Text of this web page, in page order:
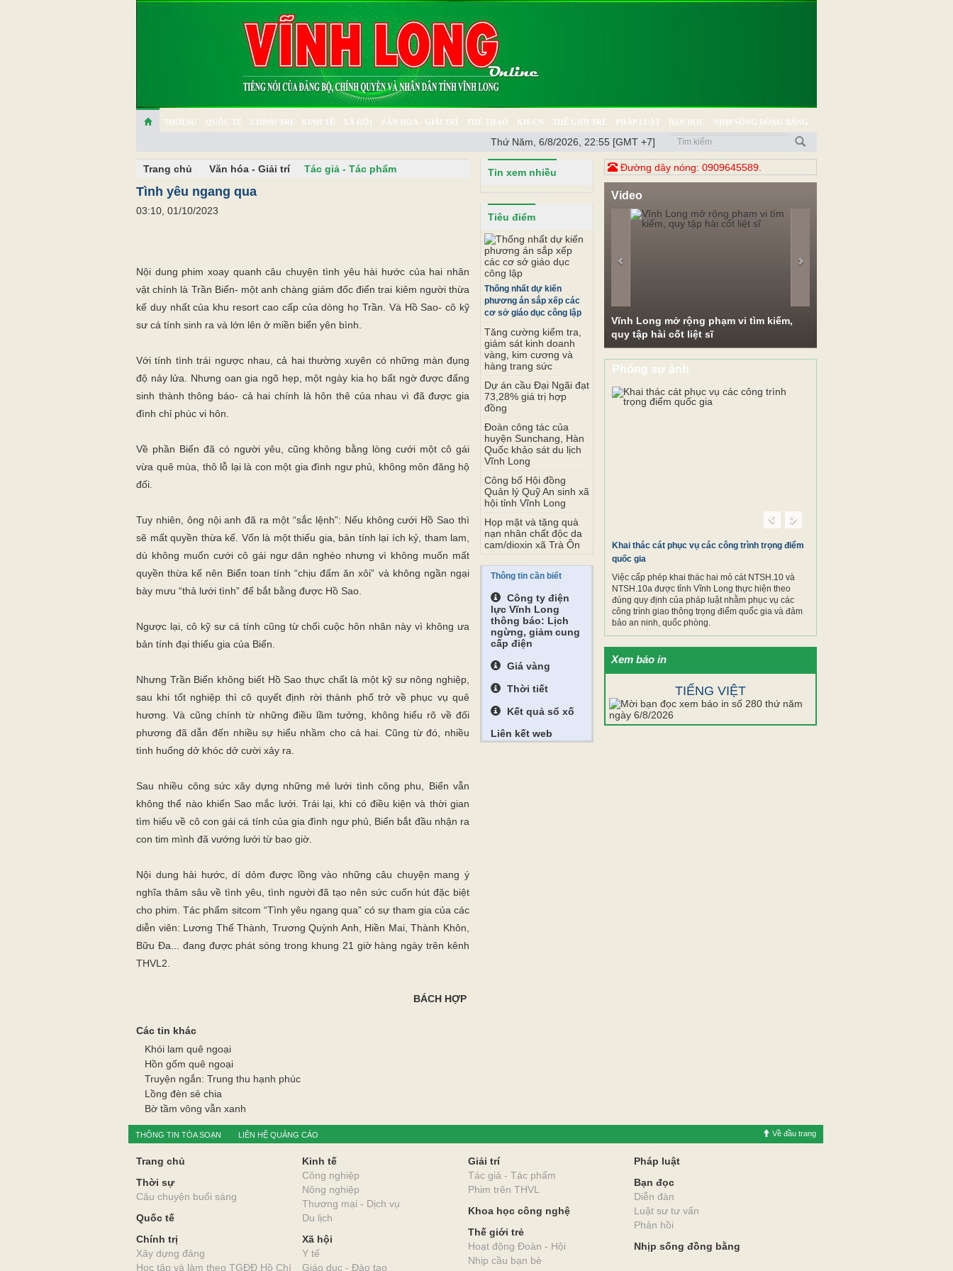
THỜI SỰ QUỐC TẾ CHÍNH TRỊ KINH TẾ XÃ HỘI VĂN HÓA - GIẢI TRÍ THỂ THAO KH-CN THẾ GIỚI TRẺ PHÁP LUẬT BẠN ĐỌC NHỊP SỐNG ĐỒNG BẰNG
Thứ Năm, 6/8/2026, 22:55 [GMT +7]
Trang chủ Văn hóa - Giải trí Tác giả - Tác phẩm
Tình yêu ngang qua
03:10, 01/10/2023
Nội dung phim xoay quanh câu chuyện tình yêu hài hước của hai nhân
vật chính là Trần Biển- một anh chàng giám đốc điển trai kiêm người thừa
kế duy nhất của khu resort cao cấp của dòng họ Trần. Và Hồ Sao- cô kỹ
sư cá tính sinh ra và lớn lên ở miền biển yên bình.
Với tính tình trái ngược nhau, cả hai thường xuyên có những màn đụng
độ nảy lửa. Nhưng oan gia ngõ hẹp, một ngày kia họ bất ngờ được đấng
sinh thành thông báo- cả hai chính là hôn thê của nhau vì đã được gia
đình chỉ phúc vi hôn.
Về phần Biển đã có người yêu, cũng không bằng lòng cưới một cô gái
vừa quê mùa, thô lỗ lại là con một gia đình ngư phủ, không môn đăng hộ
đối.
Tuy nhiên, ông nội anh đã ra một “sắc lệnh”: Nếu không cưới Hồ Sao thì
sẽ mất quyền thừa kế. Vốn là một thiếu gia, bản tính lại ích kỷ, tham lam,
dù không muốn cưới cô gái ngư dân nghèo nhưng vì không muốn mất
quyền thừa kế nên Biển toan tính “chịu đấm ăn xôi” và không ngần ngại
bày mưu “thả lưới tình” để bắt bằng được Hồ Sao.
Ngược lại, cô kỹ sư cá tính cũng từ chối cuộc hôn nhân này vì không ưa
bản tính đại thiếu gia của Biển.
Nhưng Trần Biển không biết Hồ Sao thực chất là một kỹ sư nông nghiệp,
sau khi tốt nghiệp thì cô quyết định rời thành phố trở về phục vụ quê
hương. Và cũng chính từ những điều lầm tưởng, không hiểu rõ về đối
phương đã dẫn đến nhiều sự hiểu nhầm cho cả hai. Cũng từ đó, nhiều
tình huống dở khóc dở cười xảy ra.
Sau nhiều công sức xây dựng những mẻ lưới tình công phu, Biển vẫn
không thể nào khiến Sao mắc lưới. Trái lại, khi có điều kiện và thời gian
tìm hiểu về cô con gái cá tính của gia đình ngư phủ, Biển bắt đầu nhận ra
con tim mình đã vướng lưới từ bao giờ.
Nội dung hài hước, dí dỏm được lồng vào những câu chuyện mang ý
nghĩa thâm sâu về tình yêu, tình người đã tạo nên sức cuốn hút đặc biệt
cho phim. Tác phẩm sitcom “Tình yêu ngang qua” có sự tham gia của các
diễn viên: Lương Thế Thành, Trương Quỳnh Anh, Hiền Mai, Thành Khôn,
Bữu Đa... đang được phát sóng trong khung 21 giờ hàng ngày trên kênh
THVL2.
BÁCH HỢP
Các tin khác
Khói lam quê ngoại
Hồn gốm quê ngoại
Truyện ngắn: Trung thu hạnh phúc
Lồng đèn sẻ chia
Bờ tầm vông vẫn xanh
Tin xem nhiều
Tiêu điểm
Thống nhất dự kiến
phương án sắp xếp các
cơ sở giáo dục công lập
Tăng cường kiểm tra,
giám sát kinh doanh
vàng, kim cương và
hàng trang sức
Dự án cầu Đại Ngãi đạt
73,28% giá trị hợp
đồng
Đoàn công tác của
huyện Sunchang, Hàn
Quốc khảo sát du lịch
Vĩnh Long
Công bố Hội đồng
Quản lý Quỹ An sinh xã
hội tỉnh Vĩnh Long
Họp mặt và tặng quà
nạn nhân chất độc da
cam/dioxin xã Trà Ôn
Thông tin cần biết
Công ty điện
lực Vĩnh Long
thông báo: Lịch
ngừng, giảm cung
cấp điện
Giá vàng
Thời tiết
Kết quả sổ xố
Liên kết web
Đường dây nóng: 0909645589.
Video
Previous
Vĩnh Long mở rộng phạm vi tìm kiếm,
quy tập hài cốt liệt sĩ
Phóng sự ảnh
Khai thác cát phục vụ các công trình trọng điểm
quốc gia
Việc cấp phép khai thác hai mỏ cát NTSH.10 và
NTSH.10a được tỉnh Vĩnh Long thực hiện theo
đúng quy định của pháp luật nhằm phục vụ các
công trình giao thông trọng điểm quốc gia và đảm
bảo an ninh, quốc phòng.
Previous
Xem báo in
TIẾNG VIỆT
THÔNG TIN TÒA SOẠN LIÊN HỆ QUẢNG CÁO Về đầu trang
Trang chủ
Thời sự
Câu chuyện buổi sáng
Quốc tế
Chính trị
Xây dựng đảng
Học tập và làm theo TGĐĐ Hồ Chí
Kinh tế
Công nghiệp
Nông nghiệp
Thương mại - Dịch vụ
Du lịch
Xã hội
Y tế
Giáo dục - Đào tạo
Giải trí
Tác giả - Tác phẩm
Phim trên THVL
Khoa học công nghệ
Thế giới trẻ
Hoạt động Đoàn - Hội
Nhịp cầu bạn bè
Pháp luật
Bạn đọc
Diễn đàn
Luật sư tư vấn
Phản hồi
Nhịp sống đồng bằng